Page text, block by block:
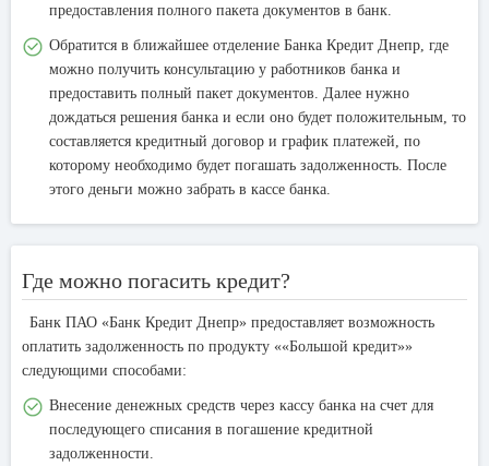
предоставления полного пакета документов в банк.
Обратится в ближайшее отделение Банка Кредит Днепр, где
можно получить консультацию у работников банка и
предоставить полный пакет документов. Далее нужно
дождаться решения банка и если оно будет положительным, то
составляется кредитный договор и график платежей, по
которому необходимо будет погашать задолженность. После
этого деньги можно забрать в кассе банка.
Где можно погасить кредит?
Банк ПАО «Банк Кредит Днепр» предоставляет возможность
оплатить задолженность по продукту ««Большой кредит»»
следующими способами:
Внесение денежных средств через кассу банка на счет для
последующего списания в погашение кредитной
задолженности.